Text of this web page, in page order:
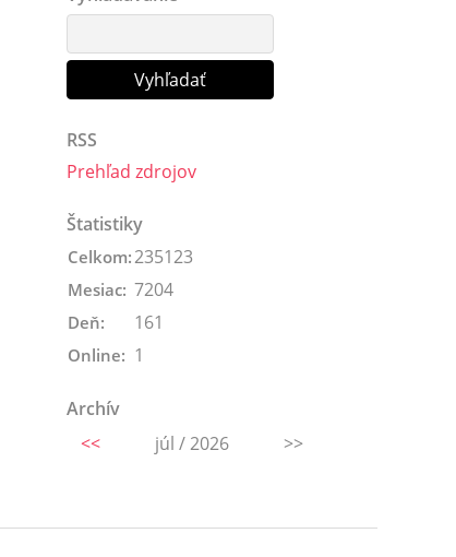
RSS
Prehľad zdrojov
Štatistiky
Online: 1
Celkom:235123
Mesiac: 7204
Deň: 161
Archív
<<
júl / 2026 >>